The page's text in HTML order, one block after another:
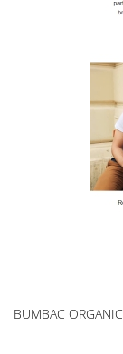
BUMBAC ORGANIC